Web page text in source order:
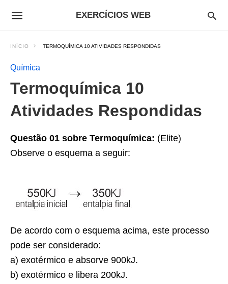
EXERCÍCIOS WEB
INÍCIO TERMOQUÍMICA 10 ATIVIDADES RESPONDIDAS
Química
Termoquímica 10
Atividades Respondidas
Questão 01 sobre Termoquímica: (Elite)
Observe o esquema a seguir:
De acordo com o esquema acima, este processo
pode ser considerado:
a) exotérmico e absorve 900kJ.
b) exotérmico e libera 200kJ.